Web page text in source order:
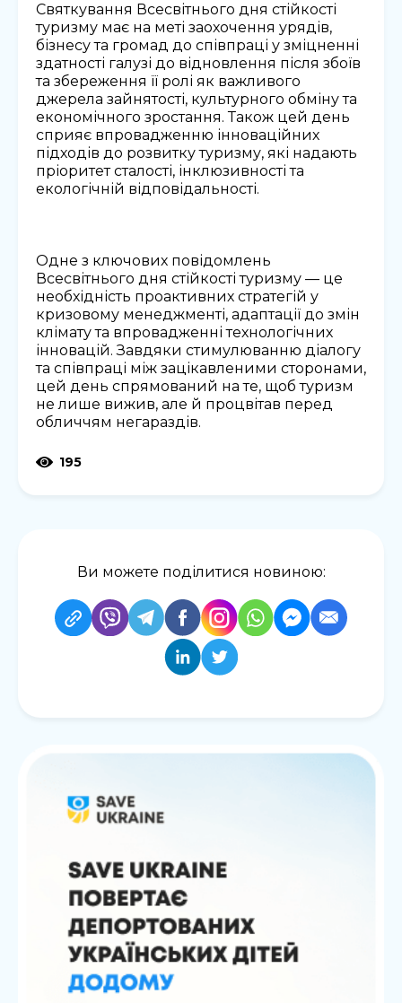
Святкування Всесвітнього дня стійкості
туризму має на меті заохочення урядів,
бізнесу та громад до співпраці у зміцненні
здатності галузі до відновлення після збоїв
та збереження її ролі як важливого
джерела зайнятості, культурного обміну та
економічного зростання. Також цей день
сприяє впровадженню інноваційних
підходів до розвитку туризму, які надають
пріоритет сталості, інклюзивності та
екологічній відповідальності.
Одне з ключових повідомлень
Всесвітнього дня стійкості туризму — це
необхідність проактивних стратегій у
кризовому менеджменті, адаптації до змін
клімату та впровадженні технологічних
інновацій. Завдяки стимулюванню діалогу
та співпраці між зацікавленими сторонами,
цей день спрямований на те, щоб туризм
не лише вижив, але й процвітав перед
обличчям негараздів.
195
Ви можете поділитися новиною: